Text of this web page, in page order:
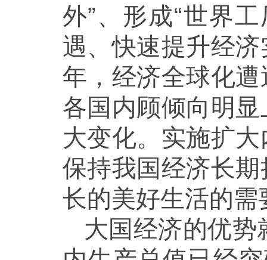
外”、形成“世界
遇、快速提升经
年，经济全球化
各国内顾倾向明
大变化。实施扩
保持我国经济长
长的美好生活的需
大国经济的优